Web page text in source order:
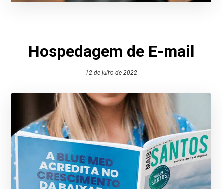
Hospedagem de E-mail
12 de julho de 2022